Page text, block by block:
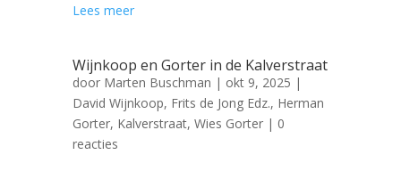
Lees meer
Wijnkoop en Gorter in de Kalverstraat
door Marten Buschman | okt 9, 2025 |
David Wijnkoop, Frits de Jong Edz., Herman
Gorter, Kalverstraat, Wies Gorter| 0
reacties